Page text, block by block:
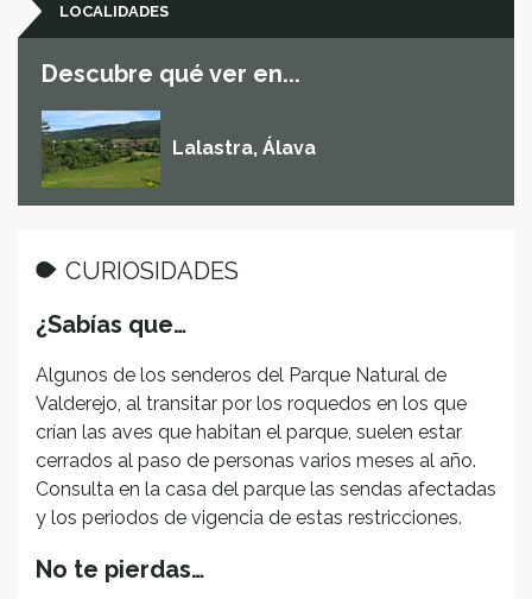
LOCALIDADES
Descubre qué ver en...
Lalastra, Álava
CURIOSIDADES
¿Sabías que…
Algunos de los senderos del Parque Natural de
Valderejo, al transitar por los roquedos en los que
crían las aves que habitan el parque, suelen estar
cerrados al paso de personas varios meses al año.
Consulta en la casa del parque las sendas afectadas
y los periodos de vigencia de estas restricciones.
No te pierdas…